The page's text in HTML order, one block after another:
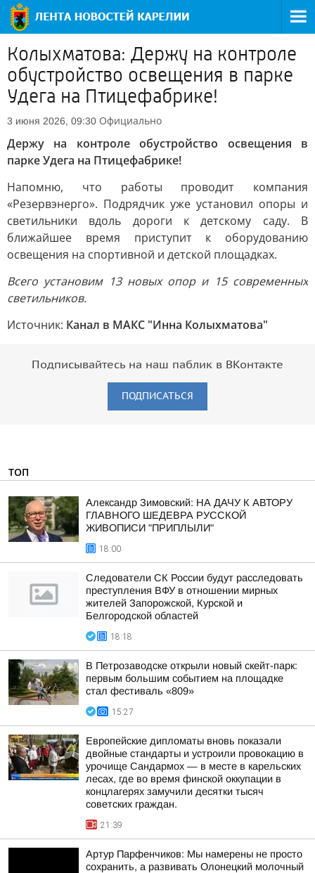
Колыхматова: Держу на контроле
обустройство освещения в парке
Удега на Птицефабрике!
3 июня 2026, 09:30 Официально
Держу на контроле обустройство освещения в
парке Удега на Птицефабрике!
Напомню, что работы проводит компания
«Резервэнерго». Подрядчик уже установил опоры и
светильники вдоль дороги к детскому саду. В
ближайшее время приступит к оборудованию
освещения на спортивной и детской площадках.
Всего установим 13 новых опор и 15 современных
светильников.
Источник: Канал в МАКС "Инна Колыхматова"
Подписывайтесь на наш паблик в ВКонтакте
ПОДПИСАТЬСЯ
ТОП
Александр Зимовский: НА ДАЧУ К АВТОРУ
ГЛАВНОГО ШЕДЕВРА РУССКОЙ
ЖИВОПИСИ "ПРИПЛЫЛИ"
18:00
Следователи СК России будут расследовать
преступления ВФУ в отношении мирных
жителей Запорожской, Курской и
Белгородской областей
18:18
В Петрозаводске открыли новый скейт-парк:
первым большим событием на площадке
стал фестиваль «809»
15:27
Европейские дипломаты вновь показали
двойные стандарты и устроили провокацию в
урочище Сандармох — в месте в карельских
лесах, где во время финской оккупации в
концлагерях замучили десятки тысяч
советских граждан.
21:39
Артур Парфенчиков: Мы намерены не просто
сохранить, а развивать Олонецкий молочный